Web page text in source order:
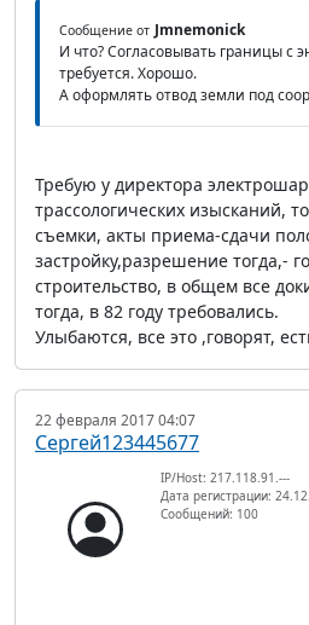
Сообщение от Jmnemonick
И что? Согласовывать границы с
требуется. Хорошо.
А оформлять отвод земли под
Требую у директора
трассологических изысканий,
съемки, акты приема-сдачи
застройку,разрешение тогда,-
строительство, в общем все
тогда, в 82 году требовались.
Улыбаются, все это ,говорят,
22 февраля 2017 04:07
Сергей123445677
IP/Host: 217.118.91.---
Дата регистрации:
Сообщений: 100